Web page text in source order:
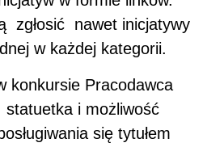
zgłosić nawet inicjatywy
w każdej kategorii.
konkursie Pracodawca
i możliwość
się tytułem